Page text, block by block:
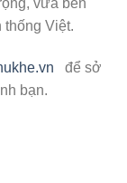
vừa bền
thống Việt.
để sở
bạn.